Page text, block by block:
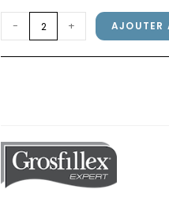
quantité
de
Plateau
Marbre
Kandia
Gris
- + AJOUTER